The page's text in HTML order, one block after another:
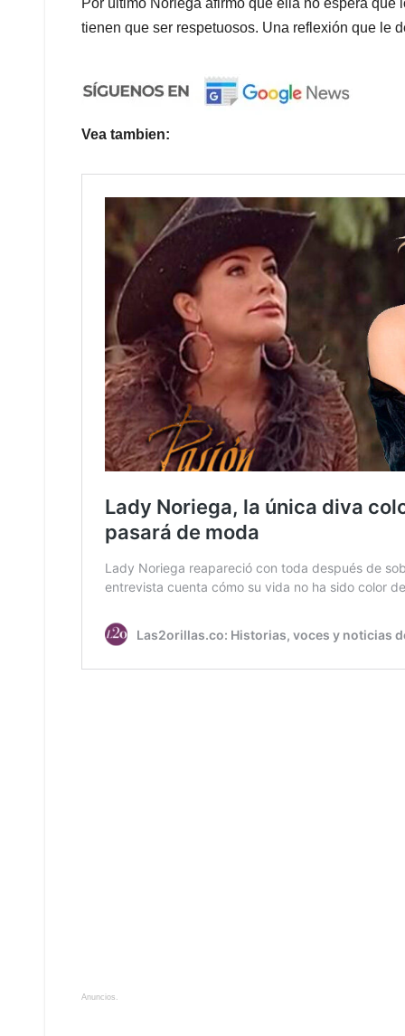
Por último Noriega afirmó que ella no espera
tienen que ser respetuosos. Una reflexión que le
Vea tambien:
Anuncios.